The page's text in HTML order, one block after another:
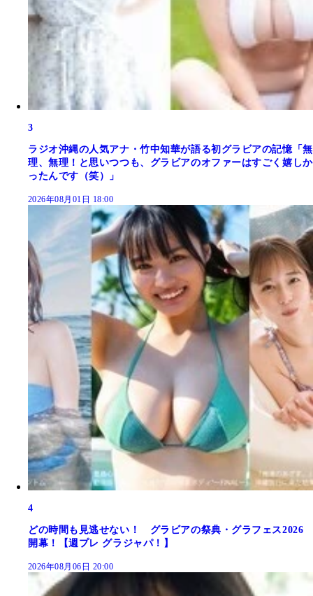
3
ラジオ沖縄の人気アナ・竹中知華が語る初グラビアの記憶「無
理、無理！と思いつつも、グラビアのオファーはすごく嬉しか
ったんです（笑）」
2026年08月01日 18:00
4
どの時間も見逃せない！ グラビアの祭典・グラフェス2026
開幕！【週プレ グラジャパ！】
2026年08月06日 20:00